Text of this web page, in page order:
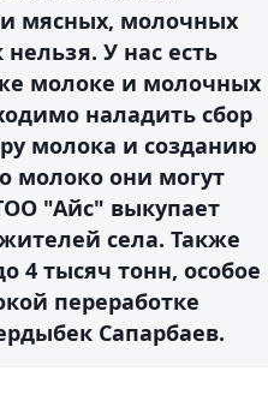
мясных, молочных
У нас есть
молоке и молочных
наладить сбор
молока и созданию
молоко они могут
"Айс" выкупает
села. Также
4 тысяч тонн, особое
переработке
Сапарбаев.